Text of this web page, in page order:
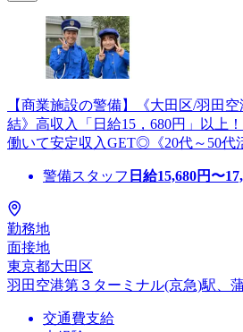
【商業施設の警備】《大田区/羽田
結》高収入「日給15，680円」以上
働いて安定収入GET◎《20代～50代
警備スタッフ 日給15,680円〜
勤務地
面接地
東京都大田区
羽田空港第３ターミナル(京急)駅、
交通費支給